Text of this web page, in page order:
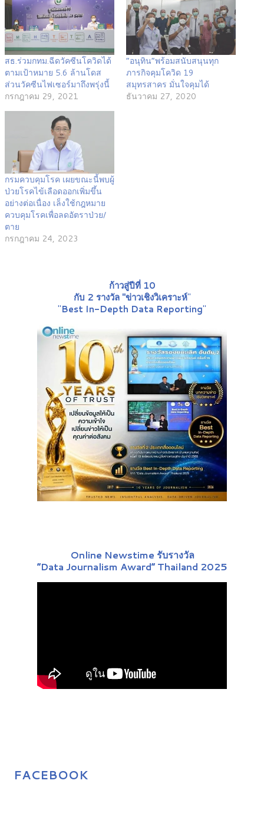
สธ.ร่วมกทม.ฉีดวัคซีนโควิดได้
ตามเป้าหมาย 5.6 ล้านโดส
ส่วนวัคซีนไฟเซอร์มาถึงพรุ่งนี้
กรกฎาคม 29, 2021
“อนุทิน”พร้อมสนับสนุนทุก
ภารกิจคุมโควิด 19
สมุทรสาคร มั่นใจคุมได้
ธันวาคม 27, 2020
กรมควบคุมโรค เผยขณะนี้พบผู้
ป่วยโรคไข้เลือดออกเพิ่มขึ้น
อย่างต่อเนื่อง เล็งใช้กฎหมาย
ควบคุมโรคเพื่อลดอัตราป่วย/
ตาย
กรกฎาคม 24, 2023
ก้าวสู่ปีที่ 10
กับ 2 รางวัล "ข่าวเชิงวิเคราะห์"
"Best In-Depth Data Reporting"
Online Newstime รับรางวัล
“Data Journalism Award” Thailand 2025
FACEBOOK